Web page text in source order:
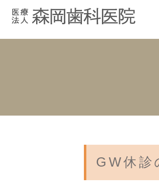
GW休診